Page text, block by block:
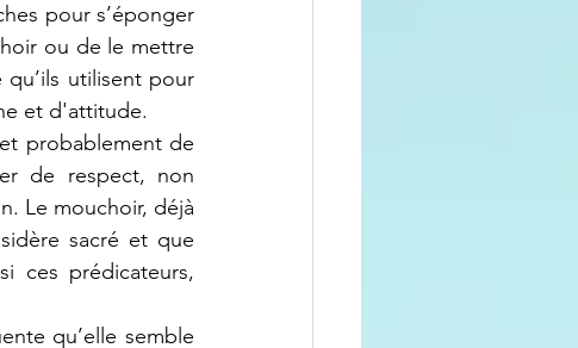
pour s’éponger
ou de le mettre
utilisent pour
et d'attitude.
de respect, non
Le mouchoir, déjà
sacré et que
ces prédicateurs,